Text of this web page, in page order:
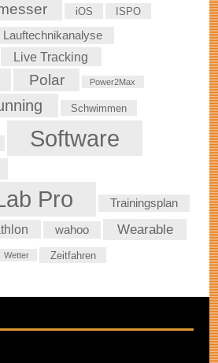
iOS ISPO
Lauftechnikanalyse
Live Tracking
Polar Power2Max
Schwimmen
Software
Pro Trainingsplan
wahoo Wearable
Wetter Zeitfahren